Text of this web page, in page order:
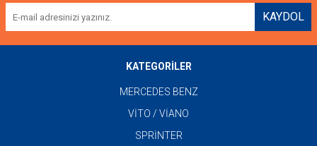
KAYDOL
KATEGORİLER
MERCEDES BENZ
VİTO / VİANO
SPRİNTER